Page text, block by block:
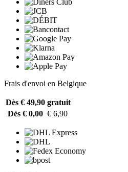
Frais d'envoi en Belgique
Dès € 49,90 gratuit
Dès € 0,00 € 6,90